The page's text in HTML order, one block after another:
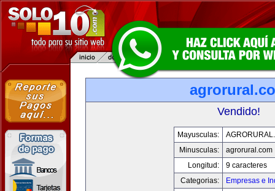
Vendido!
Mayusculas:
Minusculas:
agrorural.com
Longitud:
9 caracteres
Categorias:
Empresas e